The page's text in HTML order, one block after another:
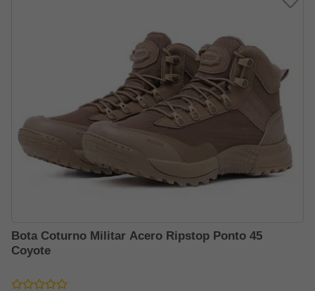
Bota Coturno Militar Acero Ripstop Ponto 45
Coyote